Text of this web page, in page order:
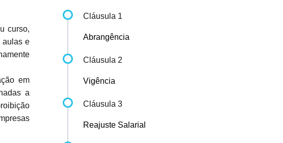
curso,
aulas e
em
a
Cláusula 1
Abrangência
Cláusula 2
Vigência
Cláusula 3
Reajuste Salarial